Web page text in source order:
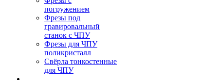
погружением
Фрезы под
гравировальный
станок с ЧПУ
Фрезы для ЧПУ
поликристалл
Свёрла тонкостенные
для ЧПУ